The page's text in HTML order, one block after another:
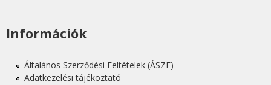
Információk
Általános Szerződési Feltételek (ÁSZF)
Adatkezelési tájékoztató